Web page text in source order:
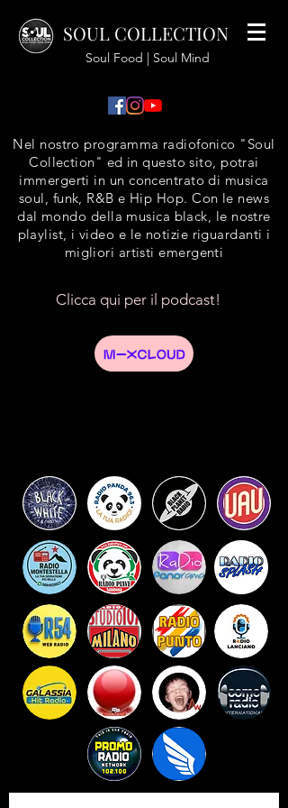
SOUL COLLECTION
Soul Food | Soul Mind
Nel nostro programma radiofonico "Soul
Collection" ed in questo sito, potrai
immergerti in un concentrato di musica
soul, funk, R&B e Hip Hop. Con le news
dal mondo della musica black, le nostre
playlist, i video e le notizie riguardanti i
migliori artisti emergenti
Clicca qui per il podcast!